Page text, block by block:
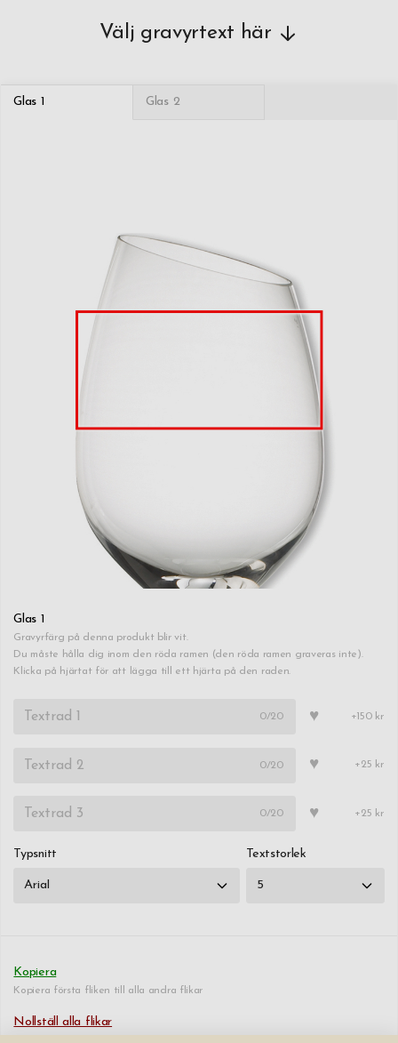
Välj gravyrtext här
Glas 1 Glas 2
Glas 1
Gravyrfärg på denna produkt blir vit.
Du måste hålla dig inom den röda ramen (den röda ramen graveras inte).
Klicka på hjärtat för att lägga till ett hjärta på den raden.
0/20 ♥ +150 kr
0/20 ♥ +25 kr
0/20 ♥ +25 kr
Typsnitt Textstorlek
Kopiera
Kopiera första fliken till alla andra flikar
Nollställ alla flikar